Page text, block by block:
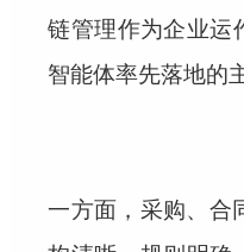
链管理作为企业运
智能体率先落地的
一方面，采购、合